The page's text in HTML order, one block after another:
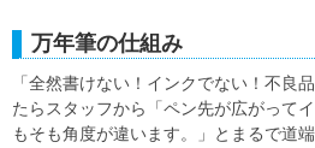
万年筆の仕組み
「全然書けない！インクでない！不良
たらスタッフから「ペン先が広がって
もそも角度が違います。」とまるで道